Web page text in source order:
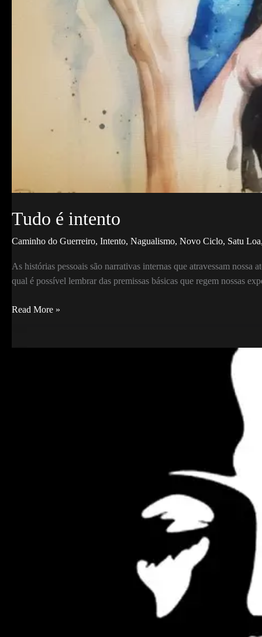
Tudo é intento
Caminho do Guerreiro, Intento, Nagualismo, Novo Ciclo, Satu Loa
As histórias pessoais são narrativas internas que atravessam
qual é possível lembrar das premissas básicas que regem nossas
Tudo
Read More »